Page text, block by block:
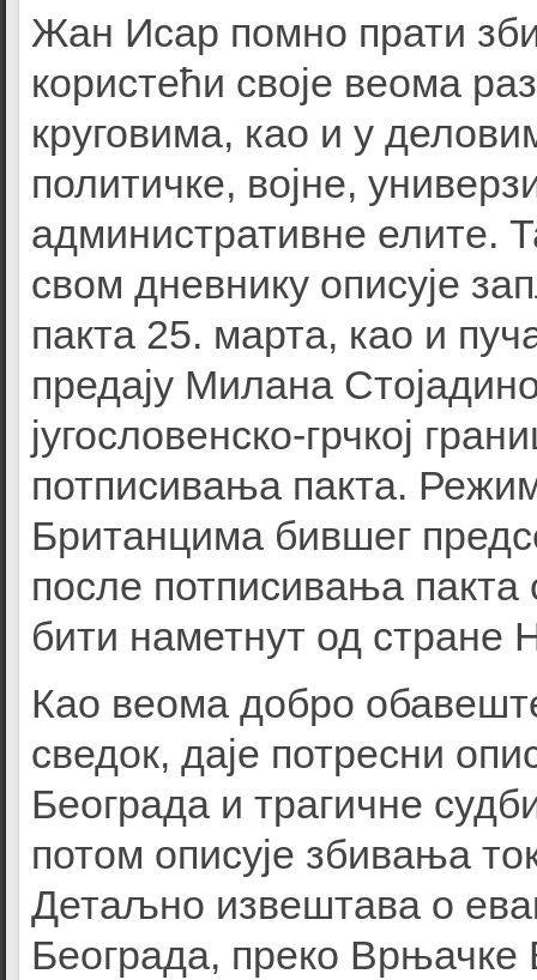
Жан Исар помно прати
користећи своје веома
круговима, као и у
политичке, војне,
административне елите.
свом дневнику описује
пакта 25. марта, као и
предају Милана
југословенско-грчкој
потписивања пакта.
Британцима бившег
после потписивања
бити наметнут од стране
Као веома добро
сведок, даје потресни
Београда и трагичне
потом описује збивања
Детаљно извештава о
Београда, преко